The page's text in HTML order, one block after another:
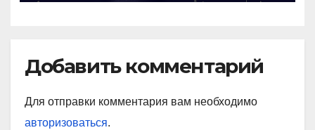
Добавить комментарий
Для отправки комментария вам необходимо
авторизоваться.